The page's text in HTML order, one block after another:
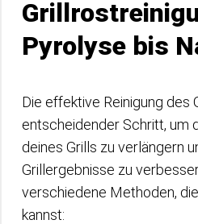
Pyrolyse bis
Die effektive Reinigung des
entscheidender Schritt, um
deines Grills zu verlängern
Grillergebnisse zu
verschiedene Methoden,
kannst: